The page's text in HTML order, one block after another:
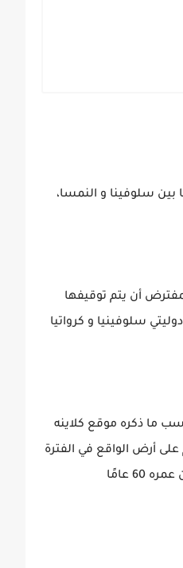
بين سلوفينا و النمسا،
أن هذه المنشأة التي بنية سنة 1981 كان من المفترض أن يتم توقيفها
سلوفينيا و كرواتيا
ما ذكره موقع كلاينه
أرض الواقع في الفترة
عامًا